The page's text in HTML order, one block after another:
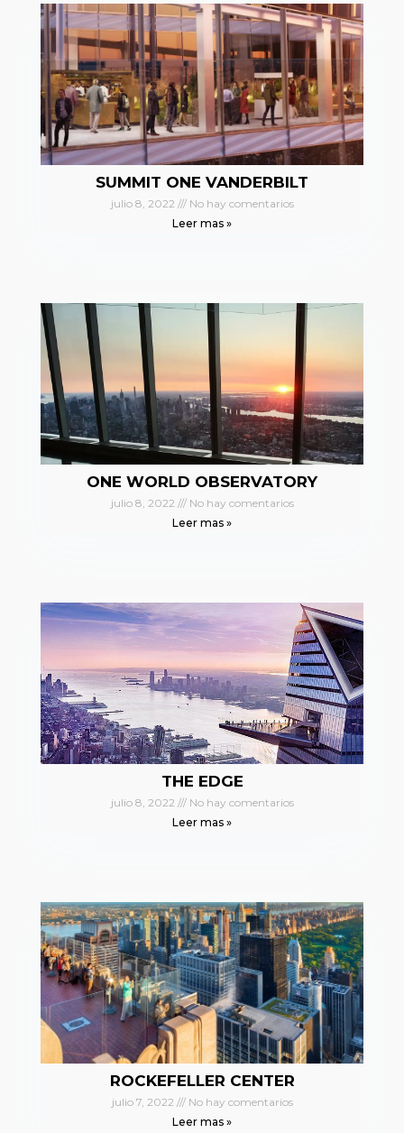
SUMMIT ONE VANDERBILT
julio 8, 2022
No hay comentarios
Leer mas »
ONE WORLD OBSERVATORY
julio 8, 2022
No hay comentarios
Leer mas »
THE EDGE
julio 8, 2022
No hay comentarios
Leer mas »
ROCKEFELLER CENTER
julio 7, 2022
No hay comentarios
Leer mas »